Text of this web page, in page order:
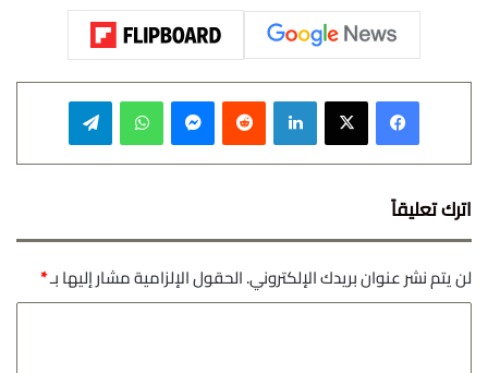
فيسبوك ‫X لينكدإن واتساب
اترك تعليقاً
لن يتم نشر عنوان بريدك الإلكتروني.الحقول الإلزامية مشار إليها بـ*